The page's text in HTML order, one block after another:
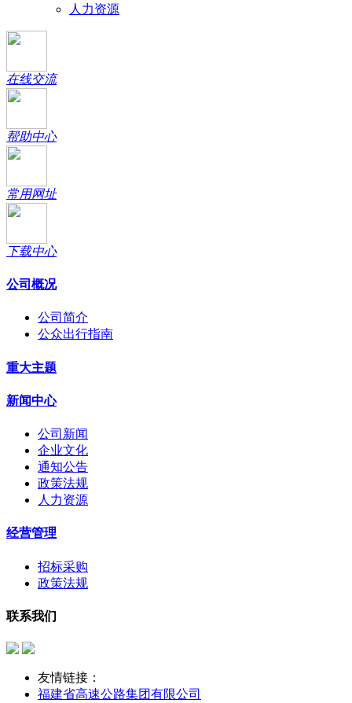
人力资源
在线交流
帮助中心
常用网址
下载中心
公司概况
公司简介
公众出行指南
重大主题
新闻中心
公司新闻
企业文化
通知公告
政策法规
人力资源
经营管理
招标采购
政策法规
联系我们
友情链接：
福建省高速公路集团有限公司